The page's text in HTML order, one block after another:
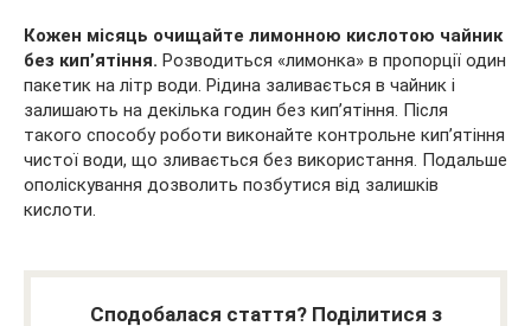
Кожен місяць очищайте лимонною кислотою чайник
без кип’ятіння. Розводиться «лимонка» в пропорції один
пакетик на літр води. Рідина заливається в чайник і
залишають на декілька годин без кип’ятіння. Після
такого способу роботи виконайте контрольне кип’ятіння
чистої води, що зливається без використання. Подальше
ополіскування дозволить позбутися від залишків
кислоти.
Сподобалася стаття? Поділитися з